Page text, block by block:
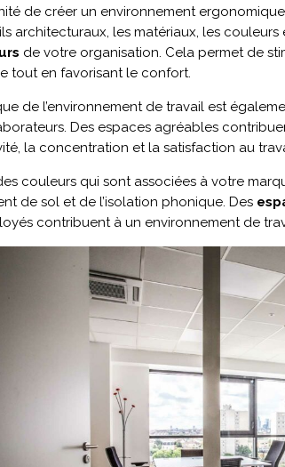
de créer un environnement ergonomique
architecturaux, les matériaux, les
de votre organisation. Cela permet de
tout en favorisant le confort.
de l’environnement de travail est
Des espaces agréables
la concentration et la satisfaction au
couleurs qui sont associées à votre
de sol et de l’isolation phonique. Des
contribuent à un environnement de